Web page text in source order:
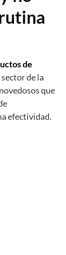
de
de la
que
efectividad.